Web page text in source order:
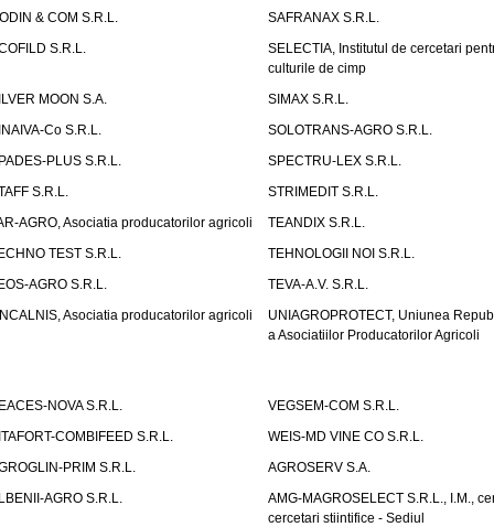
& COM S.R.L.
SAFRANAX S.R.L.
S.R.L.
SELECTIA, Institutul de cercetari
culturile de cimp
MOON S.A.
SIMAX S.R.L.
Co S.R.L.
SOLOTRANS-AGRO S.R.L.
PLUS S.R.L.
SPECTRU-LEX S.R.L.
S.R.L.
STRIMEDIT S.R.L.
AGRO, Asociatia producatorilor agricoli
TEANDIX S.R.L.
TEST S.R.L.
TEHNOLOGII NOI S.R.L.
AGRO S.R.L.
TEVA-A.V. S.R.L.
Asociatia producatorilor agricoli
UNIAGROPROTECT, Uniunea
a Asociatiilor Producatorilor Agricoli
NOVA S.R.L.
VEGSEM-COM S.R.L.
COMBIFEED S.R.L.
WEIS-MD VINE CO S.R.L.
PRIM S.R.L.
AGROSERV S.A.
AGRO S.R.L.
AMG-MAGROSELECT S.R.L., I.M.,
cercetari stiintifice - Sediul